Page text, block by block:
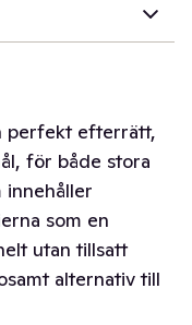
perfekt efterrätt,
för både stora
innehåller
som en
utan tillsatt
alternativ till